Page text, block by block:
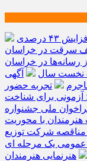
امنیت مردم خط قرمز پلیس است/ افزایش ۴۳ درصدی
۶۸ درصدی کشف سرقت در خراسان
رسانه‌ها در خراسان
آگهی
تجربه حضور
آزمونی برای شناخت
ملی جشنواره
با محوریت
مناقصه شرکت توزیع
عمومی یک مرحله ای
هنرنمایی هنرمندان